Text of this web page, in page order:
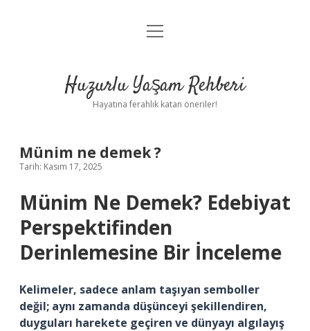
Anasayfa
Yasal Uyarı
menüyü
Huzurlu Yaşam Rehberi
Hayatına ferahlık katan öneriler!
Münim ne demek ?
Tarih: Kasım 17, 2025
Münim Ne Demek? Edebiyat
Perspektifinden
Derinlemesine Bir İnceleme
Kelimeler, sadece anlam taşıyan semboller
değil; aynı zamanda düşünceyi şekillendiren,
duyguları harekete geçiren ve dünyayı algılayış